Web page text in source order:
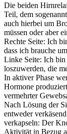
Die beiden
Teil, dem
auch hierbei um
müssen oder aber
Rechte Seite: Ich
dass ich brauche
Linke Seite: Ich bin
loszuwerden, die
In aktiver Phase
Hormone
vermehrter
Nach Lösung der
entweder
verkapseln: Der
Aktivität in Bezug